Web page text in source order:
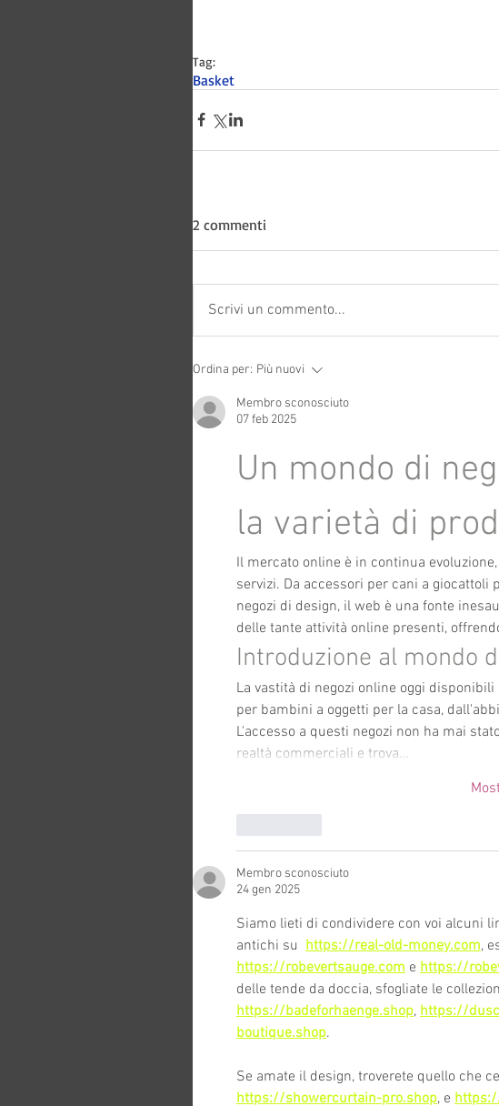
Tag:
Basket
2 commenti
Scrivi un commento...
Ordina per: Più nuovi
Membro sconosciuto
07 feb 2025
Un mondo di
la varietà di
Il mercato online è in continua
servizi. Da accessori per cani a
negozi di design, il web è una fonte
delle tante attività online presenti,
Introduzione al mondo
La vastità di negozi online oggi
per bambini a oggetti per la casa,
L'accesso a questi negozi non ha mai
realtà commerciali e trova…
Membro sconosciuto
24 gen 2025
Siamo lieti di condividere con voi alcuni
antichi su https://real-old-money.com,
https://robevertsauge.com e https://
delle tende da doccia, sfogliate le
https://badeforhaenge.shop, https://
boutique.shop.
Se amate il design, troverete quello che
https://showercurtain-pro.shop, e